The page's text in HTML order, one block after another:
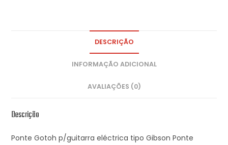
DESCRIÇÃO
INFORMAÇÃO ADICIONAL
AVALIAÇÕES (0)
Descrição
Ponte Gotoh p/guitarra eléctrica tipo Gibson Ponte